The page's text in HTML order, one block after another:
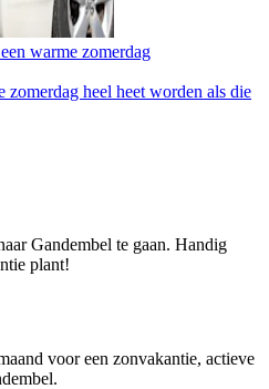
warme zomerdag
zomerdag heel heet worden als die
Gandembel te gaan. Handig
plant!
voor een zonvakantie, actieve